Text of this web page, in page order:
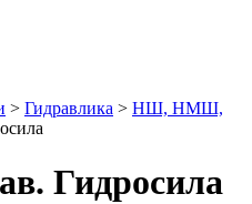
> Гидравлика > НШ, НМШ,
Гидросила